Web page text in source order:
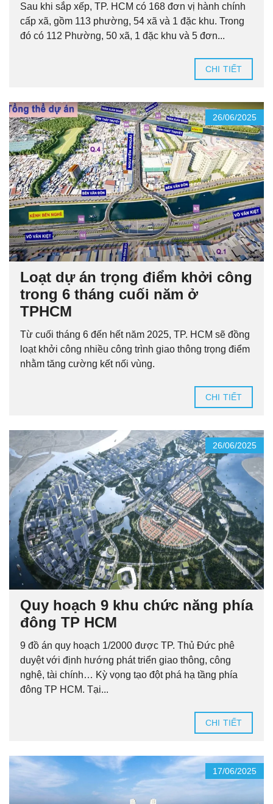
Sau khi sắp xếp, TP. HCM có 168 đơn vị hành chính
cấp xã, gồm 113 phường, 54 xã và 1 đặc khu. Trong
đó có 112 Phường, 50 xã, 1 đặc khu và 5 đơn...
CHI TIẾT
26/06/2025
Loạt dự án trọng điểm khởi công
trong 6 tháng cuối năm ở
TPHCM
Từ cuối tháng 6 đến hết năm 2025, TP. HCM sẽ đồng
loạt khởi công nhiều công trình giao thông trọng điểm
nhằm tăng cường kết nối vùng.
CHI TIẾT
26/06/2025
Quy hoạch 9 khu chức năng phía
đông TP HCM
9 đồ án quy hoạch 1/2000 được TP. Thủ Đức phê
duyệt với định hướng phát triển giao thông, công
nghệ, tài chính… Kỳ vọng tạo đột phá hạ tầng phía
đông TP HCM. Tại...
CHI TIẾT
17/06/2025